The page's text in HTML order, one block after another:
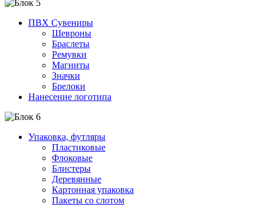
ПВХ Сувениры
Шевроны
Браслеты
Ремувки
Магниты
Значки
Брелоки
Нанесение логотипа
Упаковка, футляры
Пластиковые
Флоковые
Блистеры
Деревянные
Картонная упаковка
Пакеты со слотом